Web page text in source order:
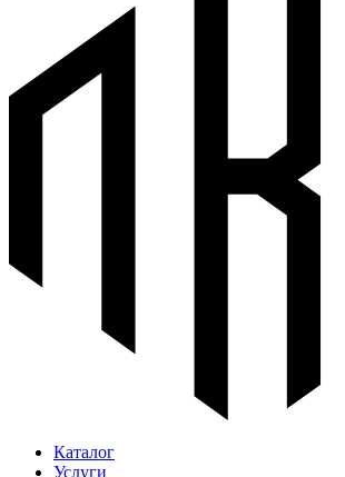
Каталог
Услуги